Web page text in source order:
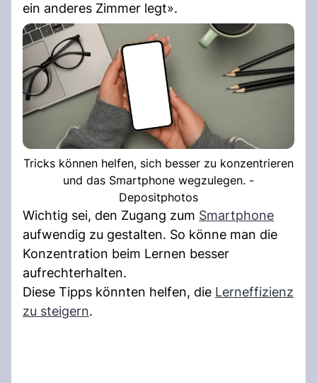
ein anderes Zimmer legt».
Tricks können helfen, sich besser zu konzentrieren
und das Smartphone wegzulegen. -
Depositphotos
Wichtig sei, den Zugang zum Smartphone
aufwendig zu gestalten. So könne man die
Konzentration beim Lernen besser
aufrechterhalten.
Diese Tipps könnten helfen, die Lerneffizienz
zu steigern.